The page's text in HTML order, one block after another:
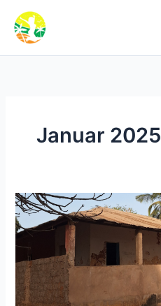
Inhalt
springen
Januar 2025